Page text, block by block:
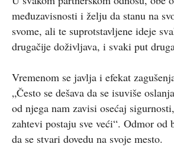
međuzavisnosti i želju da stanu na
svome, ali te suprotstavljene ideje
drugačije doživljava, i svaki put
Vremenom se javlja i efekat
„Često se dešava da se isuviše
od njega nam zavisi osećaj
zahtevi postaju sve veći“. Odmor od
da se stvari dovedu na svoje mesto.